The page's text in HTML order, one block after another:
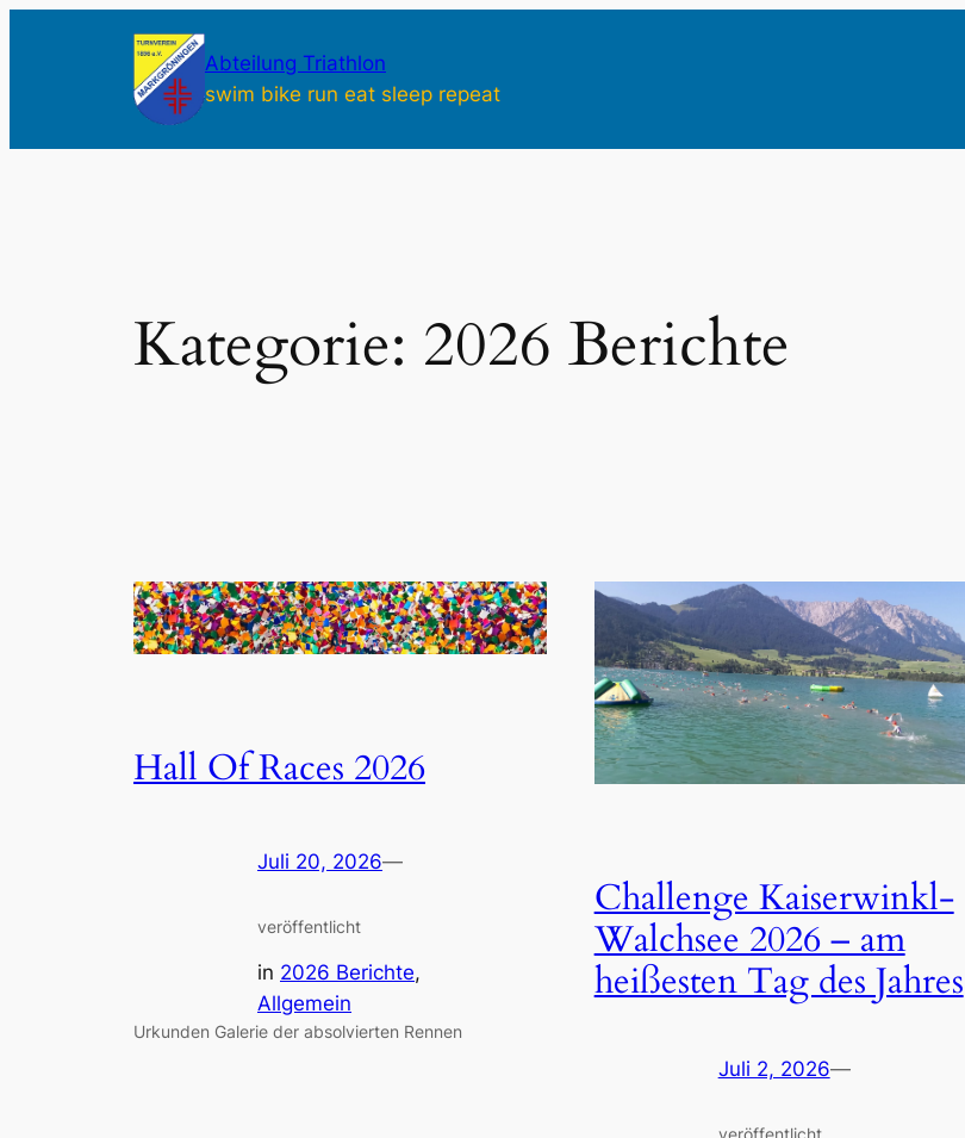
Abteilung Triathlon
swim bike run eat sleep repeat
Kategorie: 2026 Berichte
Hall Of Races 2026
Juli 20, 2026—
veröffentlicht
in 2026 Berichte
Allgemein
Urkunden Galerie der absolvierten Rennen
Challenge Kaiserwinkl-
Walchsee 2026 – am
heißesten Tag des Jahres
Juli 2, 2026—
veröffentlicht